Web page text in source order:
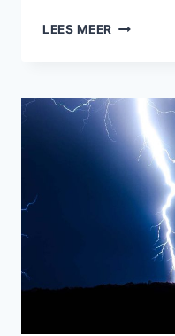
LEES MEER EEN
EN
GODINNEN